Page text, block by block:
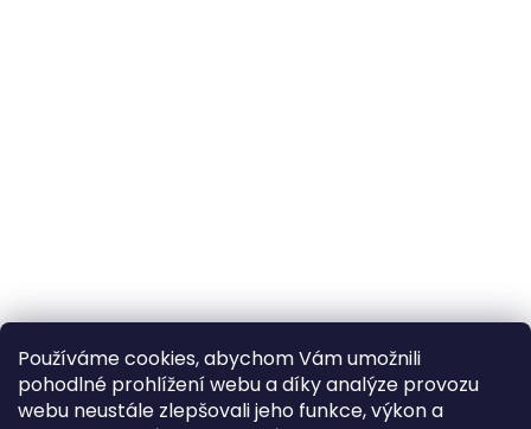
Používáme cookies, abychom Vám umožnili
pohodlné prohlížení webu a díky analýze provozu
webu neustále zlepšovali jeho funkce, výkon a